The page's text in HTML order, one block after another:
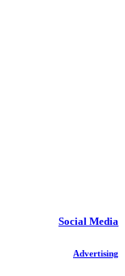
Social Media
Advertising